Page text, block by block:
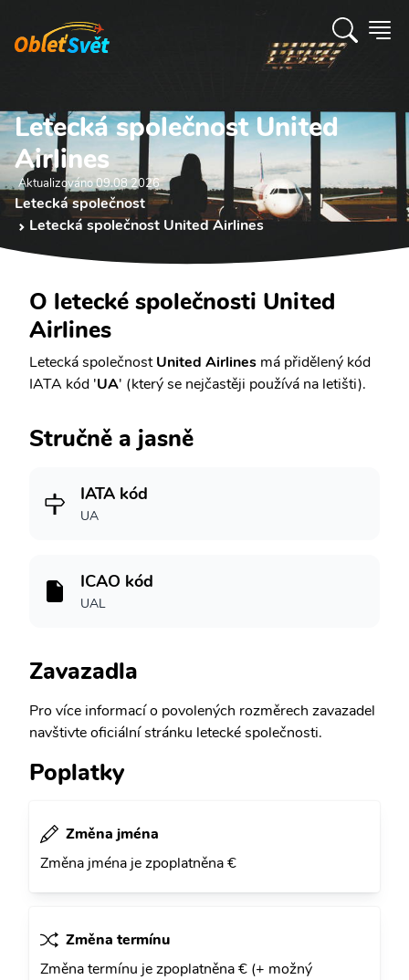
Letecká společnost United
Airlines
Aktualizováno 09.08 2026
Letecká společnost
Letecká společnost United Airlines
O letecké společnosti United
Airlines
Letecká společnostUnited Airlines má přidělený kód
IATA kód 'UA' (který se nejčastěji používá na letišti).
Stručně a jasně
IATA kód
UA
ICAO kód
UAL
Zavazadla
Pro více informací o povolených rozměrech zavazadel
navštivte oficiální stránku letecké společnosti.
Poplatky
Změna jména
Změna jména je zpoplatněna €
Změna termínu
Změna termínu je zpoplatněna € (+ možný